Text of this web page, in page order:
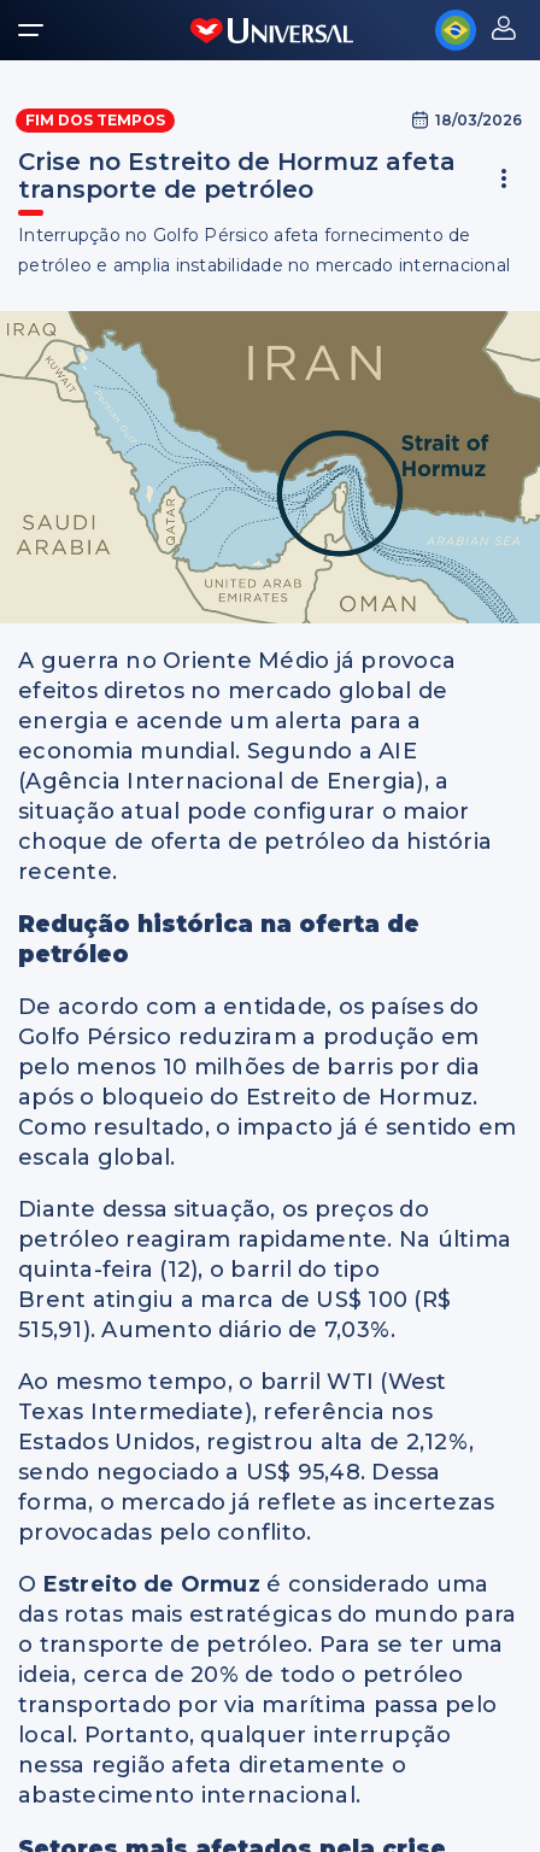
FIM DOS TEMPOS 18/03/2026
Crise no Estreito de Hormuz afeta
transporte de petróleo
Interrupção no Golfo Pérsico afeta fornecimento de
petróleo e amplia instabilidade no mercado internacional
A guerra no Oriente Médio já provoca
efeitos diretos no mercado global de
energia e acende um alerta para a
economia mundial. Segundo a AIE
(Agência Internacional de Energia), a
situação atual pode configurar o maior
choque de oferta de petróleo da história
recente.
Redução histórica na oferta de
petróleo
De acordo com a entidade, os países do
Golfo Pérsico reduziram a produção em
pelo menos 10 milhões de barris por dia
após o bloqueio do Estreito de Hormuz.
Como resultado, o impacto já é sentido em
escala global.
Diante dessa situação, os preços do
petróleo reagiram rapidamente. Na última
quinta-feira (12), o barril do tipo
Brent atingiu a marca de US$ 100 (R$
515,91). Aumento diário de 7,03%.
Ao mesmo tempo, o barril WTI (West
Texas Intermediate), referência nos
Estados Unidos, registrou alta de 2,12%,
sendo negociado a US$ 95,48. Dessa
forma, o mercado já reflete as incertezas
provocadas pelo conflito.
O Estreito de Ormuz é considerado uma
das rotas mais estratégicas do mundo para
o transporte de petróleo. Para se ter uma
ideia, cerca de 20% de todo o petróleo
transportado por via marítima passa pelo
local. Portanto, qualquer interrupção
nessa região afeta diretamente o
abastecimento internacional.